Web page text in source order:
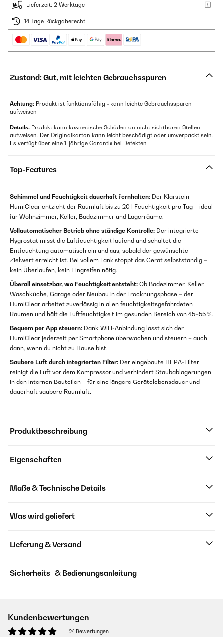
Lieferzeit: 2 Werktage
14 Tage Rückgaberecht
Zustand: Gut, mit leichten Gebrauchsspuren
Achtung: Produkt ist funktionsfähig + kann leichte Gebrauchsspuren
aufweisen
Details: Produkt kann kosmetische Schäden an nicht sichtbaren Stellen
aufweisen. Der Originalkarton kann leicht beschädigt oder umverpackt sein.
Es verfügt über eine 1-jährige Garantie bei Defekten
Top-Features
Schimmel und Feuchtigkeit dauerhaft fernhalten: Der Klarstein
HumiClear entzieht der Raumluft bis zu 20 l Feuchtigkeit pro Tag – ideal
für Wohnzimmer, Keller, Badezimmer und Lagerräume.
Vollautomatischer Betrieb ohne ständige Kontrolle: Der integrierte
Hygrostat misst die Luftfeuchtigkeit laufend und schaltet die
Entfeuchtung automatisch ein und aus, sobald der gewünschte
Zielwert erreicht ist. Bei vollem Tank stoppt das Gerät selbstständig –
kein Überlaufen, kein Eingreifen nötig.
Überall einsetzbar, wo Feuchtigkeit entsteht: Ob Badezimmer, Keller,
Waschküche, Garage oder Neubau in der Trocknungsphase – der
HumiClear arbeitet zuverlässig in allen feuchtigkeitsgefährdeten
Räumen und hält die Luftfeuchtigkeit im gesunden Bereich von 45–55 %.
Bequem per App steuern: Dank WiFi-Anbindung lässt sich der
HumiClear jederzeit per Smartphone überwachen und steuern – auch
dann, wenn du nicht zu Hause bist.
Saubere Luft durch integrierten Filter: Der eingebaute HEPA-Filter
reinigt die Luft vor dem Kompressor und verhindert Staubablagerungen
in den internen Bauteilen – für eine längere Gerätelebensdauer und
dauerhaft saubere Raumluft.
Produktbeschreibung
Eigenschaften
Maße & Technische Details
Was wird geliefert
Lieferung & Versand
Sicherheits- & Bedienungsanleitung
Kundenbewertungen
24 Bewertungen